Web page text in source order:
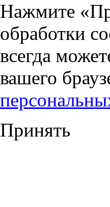
Нажмите
обработки
всегда
вашего
Принять